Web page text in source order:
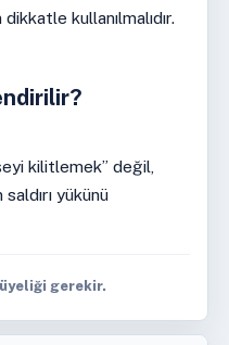
kullanılmalıdır.
kilitlemek” değil,
yükünü
gerekir.